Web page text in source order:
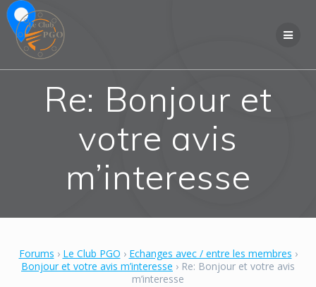
Re: Bonjour et
votre avis
m’interesse
Forums › Le Club PGO › Echanges avec / entre les membres ›
Bonjour et votre avis m’interesse › Re: Bonjour et votre avis
m’interesse